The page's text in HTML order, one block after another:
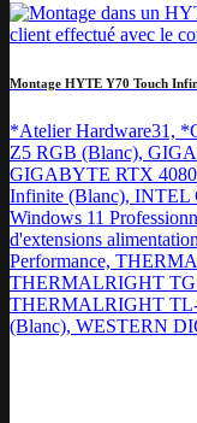
Montage HYTE Y70 Touch
*Atelier Hardware31,
Z5 RGB (Blanc),
GIGABYTE RTX
Infinite (Blanc), INTEL
Windows 11
d'extensions
Performance,
THERMALRIGHT TG
THERMALRIGHT TL-
(Blanc), WESTERN